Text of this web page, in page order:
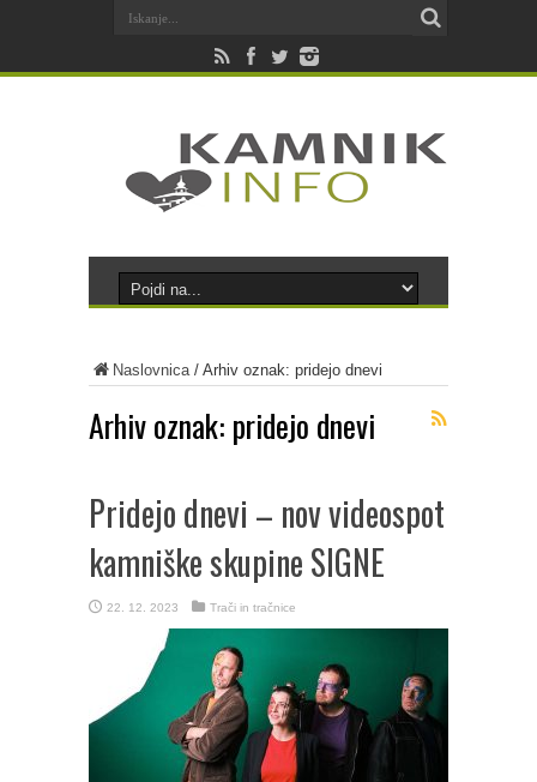
Naslovnica/ Arhiv oznak: pridejo dnevi
Arhiv oznak: pridejo dnevi
Pridejo dnevi – nov videospot
kamniške skupine SIGNE
22. 12. 2023 Trači in tračnice